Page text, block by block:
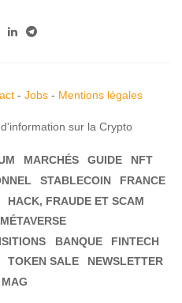
- Jobs- Mentions légales
sur la Crypto
MARCHÉS GUIDE
NFT
STABLECOIN
FRANCE
HACK, FRAUDE ET SCAM
MÉTAVERSE
BANQUE
FINTECH
TOKEN SALE
NEWSLETTER